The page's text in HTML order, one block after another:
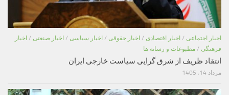
اخبار اجتماعی / اخبار اقتصادی / اخبار حقوقی / اخبار سیاسی / اخبار صنعتی / اخبار
فرهنگی / مطبوعات و رسانه ها
انتقاد ظریف از شرق گرایی سیاست خارجی ایران
مرداد 14, 1405